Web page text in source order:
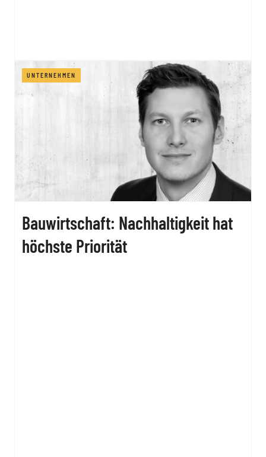
UNTERNEHMEN
Bauwirtschaft: Nachhaltigkeit hat
höchste Priorität